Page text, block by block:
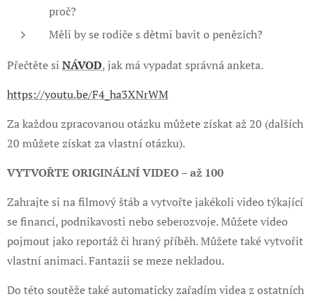
proč?
Měli by se rodiče s dětmi bavit o penězích?
Přečtěte si NÁVOD, jak má vypadat správná anketa.
https://youtu.be/F4_ha3XNrWM
Za každou zpracovanou otázku můžete získat až 20 (dalších
20 můžete získat za vlastní otázku).
VYTVOŘTE ORIGINÁLNÍ VIDEO – až 100
Zahrajte si na filmový štáb a vytvořte jakékoli video týkající
se financí, podnikavosti nebo seberozvoje. Můžete video
pojmout jako reportáž či hraný příběh. Můžete také vytvořit
vlastní animaci. Fantazii se meze nekladou.
Do této soutěže také automaticky zařadím videa z ostatních